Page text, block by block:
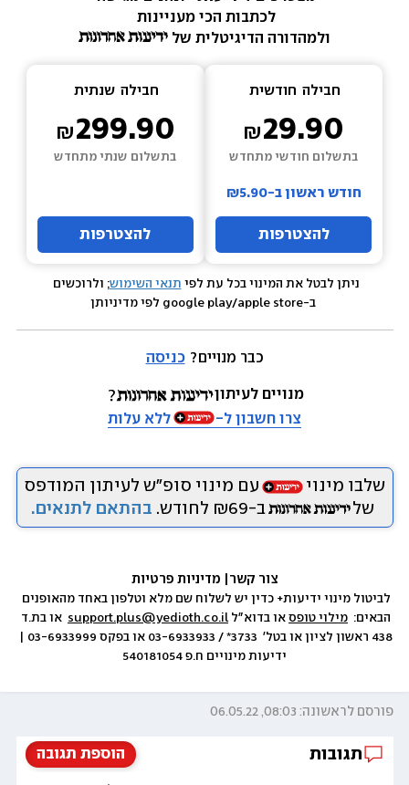
לכתבות הכי מעניינות
ולמהדורה הדיגיטלית של
חבילה חודשית
29.90
בתשלום חודשי מתחדש
חודש ראשון ב-₪5.90
להצטרפות
חבילה שנתית
299.90
בתשלום שנתי מתחדש
להצטרפות
ניתן לבטל את המינוי בכל עת לפי תנאי השימוש; ולרוכשים
כבר מנויים? כניסה
מנויים לעיתון
צרו חשבון ל-
ללא עלות
שלבו מינוי
עם מינוי סופ״ש לעיתון המודפס
של
ב-₪69 לחודש. בהתאם לתנאים.
צור קשר
הבאים: מילוי טופס או בדוא״ל support.plus@yedioth.co.il
ידיעות מינויים ח.פ 540181054
פורסם לראשונה: 08:03, 06.05.22
הוספת תגובה תגובות